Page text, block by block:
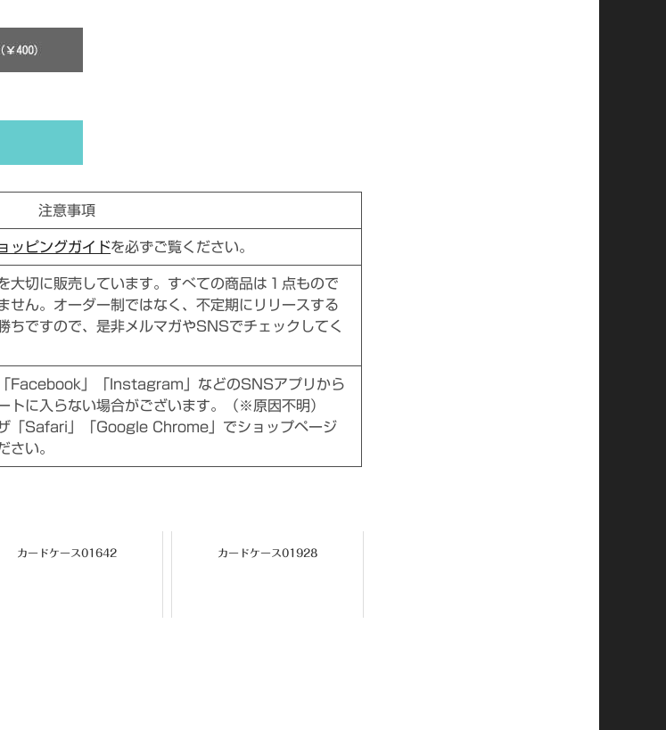
注意事項
ッピングガイドを必ずご覧ください。
大切に販売しています。すべての商品は１点もので
せん。オーダー制ではなく、不定期にリリースする
ちですので、是非メルマガやSNSでチェックしてく
「Facebook」「Instagram」などのSNSアプリから
トに入らない場合がございます。（※原因不明）
「Safari」「Google Chrome」でショップページ
さい。
カードケース01642 カードケース01928